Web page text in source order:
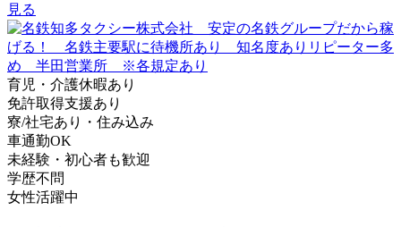
見る
育児・介護休暇あり
免許取得支援あり
寮/社宅あり・住み込み
車通勤OK
未経験・初心者も歓迎
学歴不問
女性活躍中